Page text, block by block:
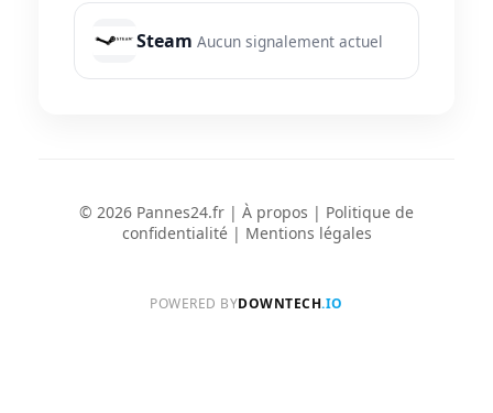
Steam Aucun signalement actuel
© 2026 Pannes24.fr | À propos | Politique de
confidentialité| Mentions légales
POWERED BYDOWNTECH.IO